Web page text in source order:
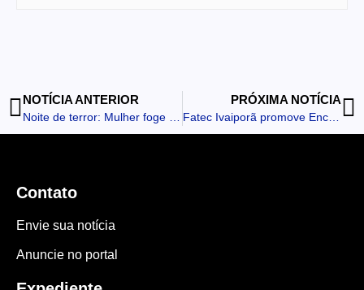
NOTÍCIA ANTERIOR
Noite de terror: Mulher foge de namorado após ser estrangulada e perseguida em Cambira
PRÓXIMA NOTÍCIA
Fatec Ivaiporã promove Encontro Pedagógico com integração e lançamento do Vestibular de Inverno
Contato
Envie sua notícia
Anuncie no portal